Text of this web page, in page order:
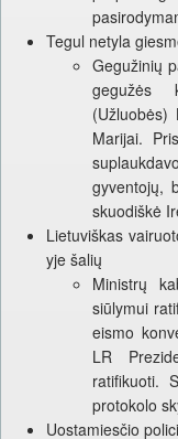
Tegul netyla
Gegužinių
gegužės
Marijai.
gyventojų,
skuodiškė
Lietuviškas
yje šalių
Ministrų
siūlymui
eismo
LR
ratifikuoti.
protokolo
Uostamiesčio